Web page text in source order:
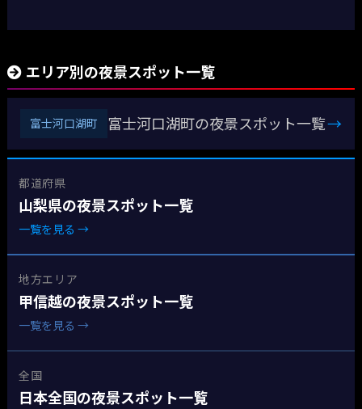
エリア別の夜景スポット一覧
富士河口湖町 富士河口湖町の夜景スポット一覧→
都道府県
山梨県の夜景スポット一覧
一覧を見る →
地方エリア
甲信越の夜景スポット一覧
一覧を見る →
全国
日本全国の夜景スポット一覧